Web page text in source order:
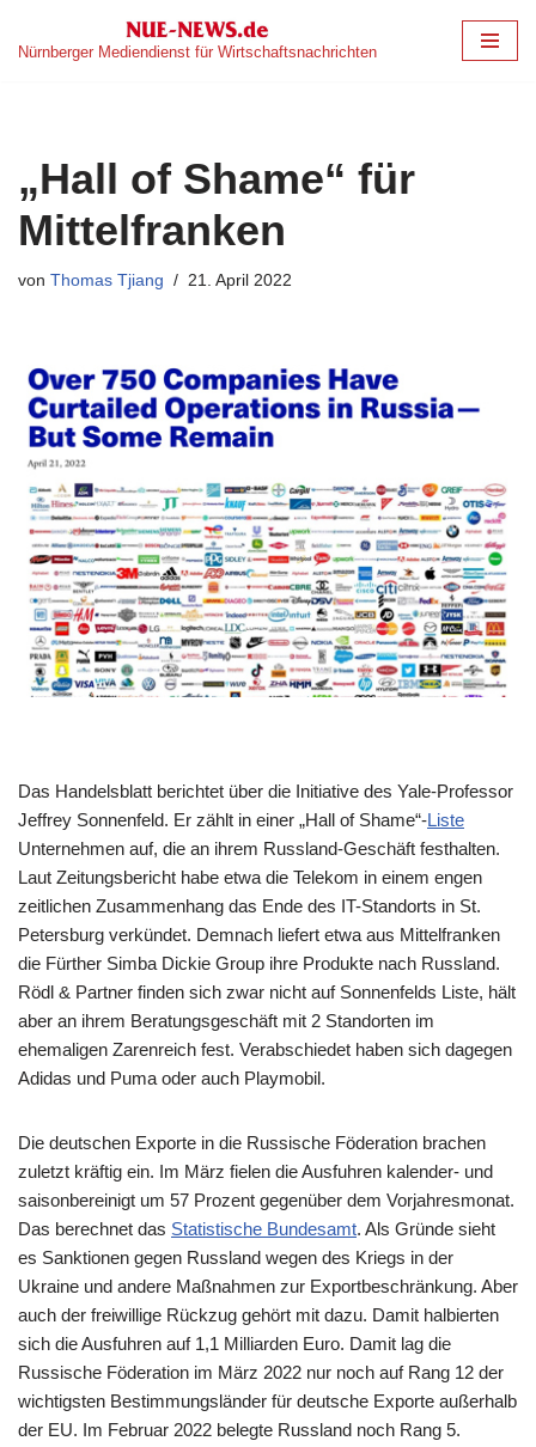
Zum
Nürnberger Mediendienst für Wirtschaftsnachrichten
„Hall of Shame“ für
Mittelfranken
von Thomas Tjiang 21. April 2022
Das Handelsblatt berichtet über die Initiative des Yale-Professor
Jeffrey Sonnenfeld. Er zählt in einer „Hall of Shame“-Liste
Unternehmen auf, die an ihrem Russland-Geschäft festhalten.
Laut Zeitungsbericht habe etwa die Telekom in einem engen
zeitlichen Zusammenhang das Ende des IT-Standorts in St.
Petersburg verkündet. Demnach liefert etwa aus Mittelfranken
die Fürther Simba Dickie Group ihre Produkte nach Russland.
Rödl & Partner finden sich zwar nicht auf Sonnenfelds Liste, hält
aber an ihrem Beratungsgeschäft mit 2 Standorten im
ehemaligen Zarenreich fest. Verabschiedet haben sich dagegen
Adidas und Puma oder auch Playmobil.
Die deutschen Exporte in die Russische Föderation brachen
zuletzt kräftig ein. Im März fielen die Ausfuhren kalender- und
saisonbereinigt um 57 Prozent gegenüber dem Vorjahresmonat.
Das berechnet das Statistische Bundesamt. Als Gründe sieht
es Sanktionen gegen Russland wegen des Kriegs in der
Ukraine und andere Maßnahmen zur Exportbeschränkung. Aber
auch der freiwillige Rückzug gehört mit dazu. Damit halbierten
sich die Ausfuhren auf 1,1 Milliarden Euro. Damit lag die
Russische Föderation im März 2022 nur noch auf Rang 12 der
wichtigsten Bestimmungsländer für deutsche Exporte außerhalb
der EU. Im Februar 2022 belegte Russland noch Rang 5.